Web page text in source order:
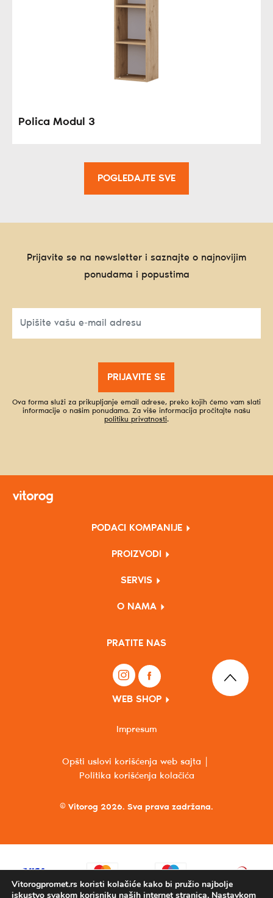
Polica Modul 3
POGLEDAJTE SVE
Prijavite se na newsletter i saznajte o najnovijim
ponudama i popustima
PRIJAVITE SE
Ova forma služi za prikupljanje email adrese, preko kojih ćemo vam slati
informacije o našim ponudama. Za više informacija pročitajte našu
politiku privatnosti.
PODACI KOMPANIJE
PROIZVODI
SERVIS
O NAMA
PRATITE NAS
WEB SHOP
© Vitorog 2026. Sva prava zadržana.
Opšti uslovi korišćenja web sajta
Politika korišćenja kolačića
Impresum
Vitorogpromet.rs koristi kolačiće kako bi pružio najbolje
iskustvo svakom korisniku naših internet stranica. Nastavkom